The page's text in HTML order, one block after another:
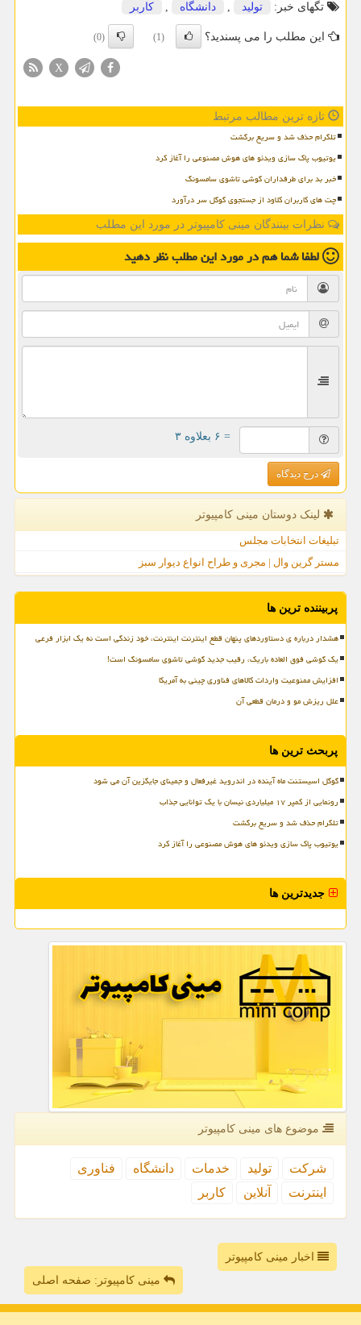
تگهای خبر:
تولید , دانشگاه , كاربر
این مطلب را می پسندید؟ (1)
(0)
X
تازه ترین مطالب مرتبط
تلگرام حذف شد و سریع برگشت
یوتیوب پاک سازی ویدئو های هوش مصنوعی را آغاز کرد
خبر بد برای طرفداران گوشی تاشوی سامسونگ
چت های کاربران کلاود از جستجوی گوگل سر درآورد
نظرات بینندگان مینی کامپیوتر در مورد این مطلب
لطفا شما همدر مورد این مطلبنظر دهید
= ۶ بعلاوه ۳
درج دیدگاه
لینک دوستان مینی كامپیوتر
تبلیغات انتخابات مجلس
مستر گرین وال | مجری و طراح انواع دیوار سبز
پربیننده ترین ها
هشدار درباره ی دستاوردهای پنهان قطع اینترنت اینترنت، خود زندگی است نه یک ابزار فرعی
یک گوشی فوق العاده باریک، رقیب جدید گوشی تاشوی سامسونگ است!
افزایش ممنوعیت واردات کالاهای فناوری چینی به آمریکا
علل ریزش مو و درمان قطعی آن
پربحث ترین ها
گوگل اسیستنت ماه آینده در اندروید غیرفعال و جمینای جایگزین آن می شود
رونمایی از کمپر ۱۷ میلیاردی نیسان با یک توانایی جذاب
تلگرام حذف شد و سریع برگشت
یوتیوب پاک سازی ویدئو های هوش مصنوعی را آغاز کرد
جدیدترین ها
موضوع های مینی كامپیوتر
شركت تولید خدمات دانشگاه
فناوری
اینترنت
آنلاین كاربر
اخبار مینی کامپیوتر
مینی کامپیوتر: صفحه اصلی